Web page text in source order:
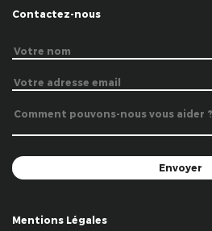
Contactez-nous
Mentions Légales